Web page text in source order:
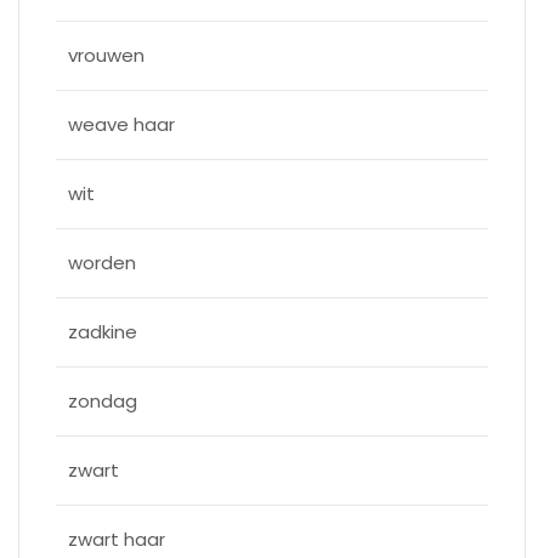
vrouwen
weave haar
wit
worden
zadkine
zondag
zwart
zwart haar